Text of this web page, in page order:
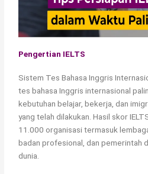
Pengertian IELTS
Sistem Tes Bahasa Inggris
tes bahasa Inggris internasional
kebutuhan belajar, bekerja, dan
yang telah dilakukan. Hasil skor
11.000 organisasi termasuk
badan profesional, dan pemerintah
dunia.